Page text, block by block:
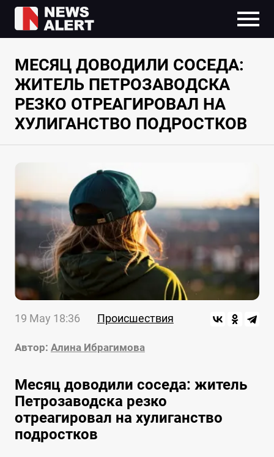
МЕСЯЦ ДОВОДИЛИ СОСЕДА:
ЖИТЕЛЬ ПЕТРОЗАВОДСКА
РЕЗКО ОТРЕАГИРОВАЛ НА
ХУЛИГАНСТВО ПОДРОСТКОВ
19 May 18:36 Происшествия
Автор: Алина Ибрагимова
Месяц доводили соседа: житель
Петрозаводска резко
отреагировал на хулиганство
подростков